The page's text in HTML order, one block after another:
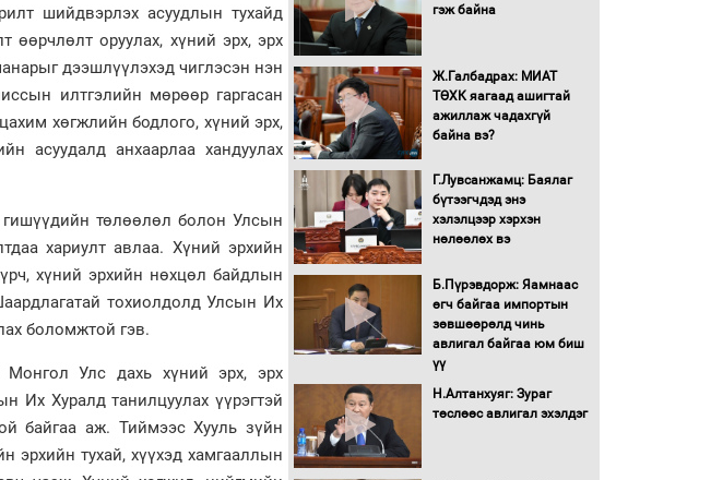
шийдвэрлэх асуудлын тухайд
оруулах, хүний эрх, эрх
дээшлүүлэхэд чиглэсэн нэн
илтгэлийн мөрөөр гаргасан
хөгжлийн бодлого, хүний эрх,
асуудалд анхаарлаа хандуулах
төлөөлөл болон Улсын
хариулт авлаа. Хүний эрхийн
хүний эрхийн нөхцөл байдлын
тохиолдолд Улсын Их
боломжтой гэв.
Улс дахь хүний эрх, эрх
Их Хуралд танилцуулах үүрэгтэй
байгаа аж. Тиймээс Хууль зүйн
эрхийн тухай, хүүхэд хамгааллын
автобензиний 17
Н.Номтойбаяр: Эрт
сэрэмжлүүлэх
тогтолцоо, шинэ
эрсдэлийг бууруулах гол
хөшүүрэг
“280 мянган тонн хагас
өвлийг давна”
Г.Дамдинням: Газрын
тос боловсруулах
үйлдвэрийн бүтээн
байгуулалтын ажил
эрчимтэй үргэлжилж
гэж байна
Ж.Галбадрах: МИАТ
ТӨХК яагаад ашигтай
ажиллаж чадахгүй
байна вэ?
Г.Лувсанжамц: Баялаг
бүтээгчдэд энэ
хэлэлцээр хэрхэн
нөлөөлөх вэ
Б.Пүрэвдорж: Яамнаас
өгч байгаа импортын
зөвшөөрөлд чинь
авлигал байгаа юм биш
үү
Н.Алтанхуяг: Зураг
төслөөс авлигал эхэлдэг